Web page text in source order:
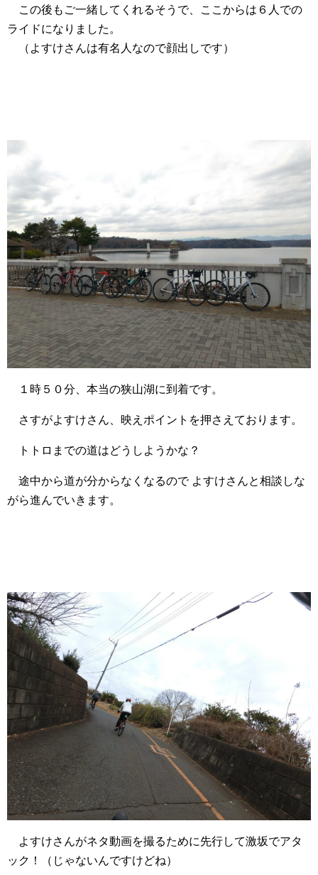
この後もご一緒してくれるそうで、ここからは６人での
ライドになりました。
（よすけさんは有名人なので顔出しです）
１時５０分、本当の狭山湖に到着です。
さすがよすけさん、映えポイントを押さえております。
トトロまでの道はどうしようかな？
途中から道が分からなくなるので よすけさんと相談しな
がら進んでいきます。
よすけさんがネタ動画を撮るために先行して激坂でアタ
ック！（じゃないんですけどね）